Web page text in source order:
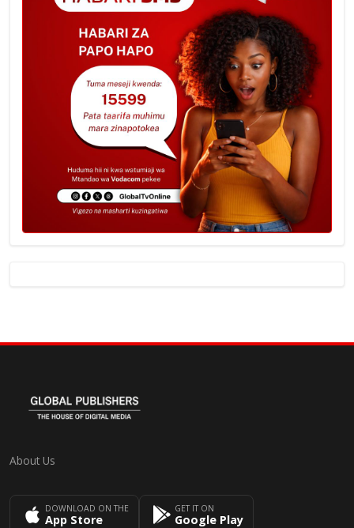
About Us
DOWNLOAD ON THE
App Store
GET IT ON
Google Play